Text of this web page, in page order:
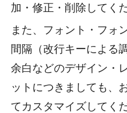
加・修正・削除してく
また、フォント・フォ
間隔（改行キーによる
余白などのデザイン・
ットにつきましても、
てカスタマイズしてく